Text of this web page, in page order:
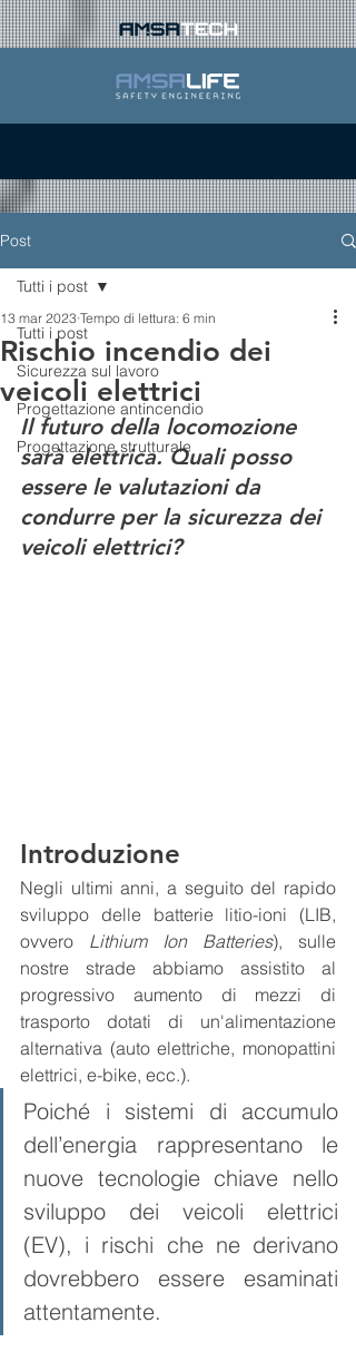
Post
Tutti i post
Sicurezza sul lavoro
Progettazione antincendio
Progettazione strutturale
Tutti i post
Rischio incendio dei
veicoli elettrici
13 mar 2023 Tempo di lettura: 6 min
Il futuro della locomozione
sarà elettrica. Quali posso
essere le valutazioni da
condurre per la sicurezza dei
veicoli elettrici?
Introduzione
Negli ultimi anni, a seguito del rapido
sviluppo delle batterie litio-ioni (LIB,
ovvero Lithium Ion Batteries), sulle
nostre strade abbiamo assistito al
progressivo aumento di mezzi di
trasporto dotati di un'alimentazione
alternativa (auto elettriche, monopattini
elettrici, e-bike, ecc.).
Poiché i sistemi di accumulo
dell’energia rappresentano le
nuove tecnologie chiave nello
sviluppo dei veicoli elettrici
(EV), i rischi che ne derivano
dovrebbero essere esaminati
attentamente.